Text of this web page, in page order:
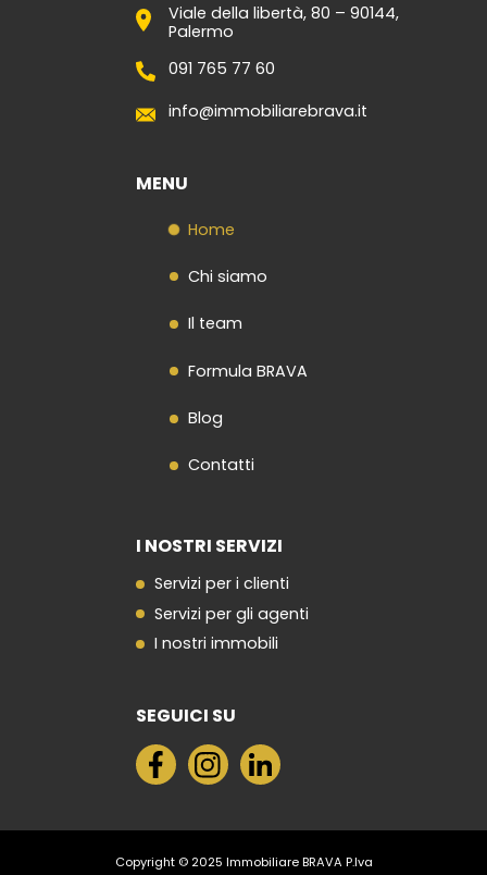
Viale della libertà, 80 – 90144,
Palermo
091 765 77 60
info@immobiliarebrava.it
MENU
Home
Chi siamo
Il team
Formula BRAVA
Blog
Contatti
I NOSTRI SERVIZI
Servizi per i clienti
Servizi per gli agenti
I nostri immobili
SEGUICI SU
Copyright © 2025 Immobiliare BRAVA P.Iva